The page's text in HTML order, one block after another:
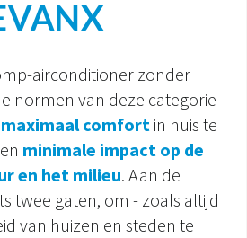
airconditioner zonder
normen van deze categorie
maximaal comfortin huis te
minimale impact op de
en het milieu. Aan de
twee gaten, om - zoals altijd
van huizen en steden te